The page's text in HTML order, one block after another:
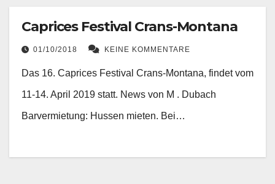
Caprices Festival Crans-Montana
01/10/2018 KEINE KOMMENTARE
Das 16. Caprices Festival Crans-Montana, findet vom
11-14. April 2019 statt. News von M . Dubach
Barvermietung: Hussen mieten. Bei…